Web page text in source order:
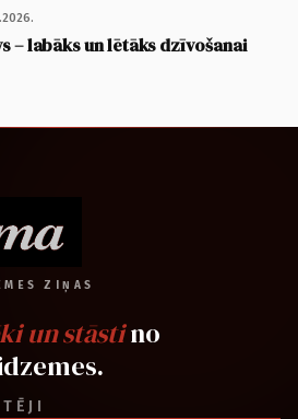
– labāks un lētāks dzīvošanai
ZIŅAS
un stāstino